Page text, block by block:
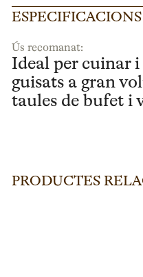
ESPECIFICACIONS
Ús recomanat:
Ideal per cuinar i
guisats a gran
taules de bufet i
PRODUCTES